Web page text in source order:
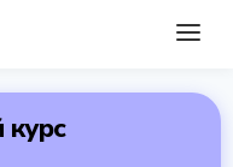
курс